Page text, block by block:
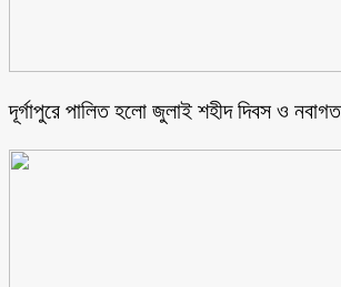
‎দূর্গাপুরে পালিত হলো জুলাই শহীদ দিবস ও